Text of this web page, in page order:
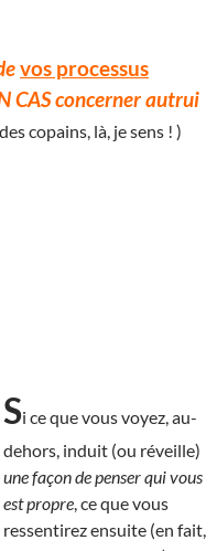
vos processus
CAS concerner autrui
copains, là, je sens ! )
Si ce que vous voyez, au-
dehors, induit (ou réveille)
une façon de penser qui vous
est propre , ce que vous
ressentirez ensuite (en fait,